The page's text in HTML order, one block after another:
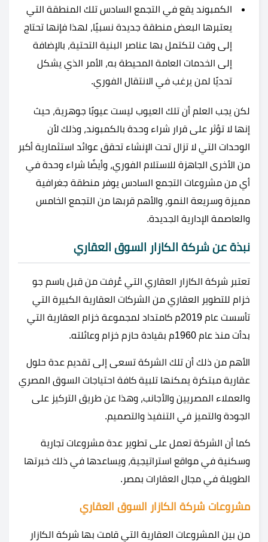
الكمبوند يقع في التجمع السادس تلك المنطقة التي
يعتبرها البعض منطقة جديدة نسبيًا، لهذا فإنها تحتاج
إلى وقت لتكتمل بها عناصر البنية التحتية، بالإضافة
إلى الخدمات العامة المحيطة به، الأمر الذي يشكل
تحديًا لمن يرغب في الانتقال الفوري.
لكن يجب العلم أن تلك العيوب ليست عيوبًا جوهرية، حيث
إنها لا تؤثر على قرار شراء وحدة بالكمبوند، وذلك لأن
الوحدات التي لا تزال تحت الإنشاء تحقق عوائد استثمارية أكبر
من الأخرى الجاهزة للاستلام الفوري، وأيضًا شراء وحدة في
أي من مشروعات التجمع السادس يوفر منطقة جغرافية
مميزة وسريعة النمو، والأهم قربها من التجمع الخامس
والعاصمة الإدارية الجديدة.
نبذة عن شركة الكازار السوق العقاري
تعتبر شركة الكازار العقاري التي عُرفت من قبل باسم جو
خزام للتطوير العقاري من الشركات العقارية الكبيرة التي
تأسست عام 2019م كامتداد لمجموعة خزام العقارية التي
بدأت منذ عام 1960م بقيادة حازم خزام وعائلته.
الأهم من ذلك أن تلك الشركة تسعى إلى تقديم عدة حلول
عقارية مبتكرة يمكنها تلبية كافة احتياجات السوق المصري
والعملاء المصريين والأجانب، وهذا عن طريق التركيز على
الجودة والتميز في التنفيذ والتصميم.
كما أن الشركة تعمل على تطوير عدة مشروعات تجارية
وسكنية في مواقع استراتيجية، ويساعدها في ذلك خبرتها
الطويلة في مجال العقارات بمصر.
مشروعات شركة الكازار السوق العقاري
من بين المشروعات العقارية التي قامت بها شركة الكازار